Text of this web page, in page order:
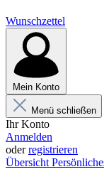
Wunschzettel
Mein Konto
Menü schließen
Ihr Konto
Anmelden
oderregistrieren
Übersicht